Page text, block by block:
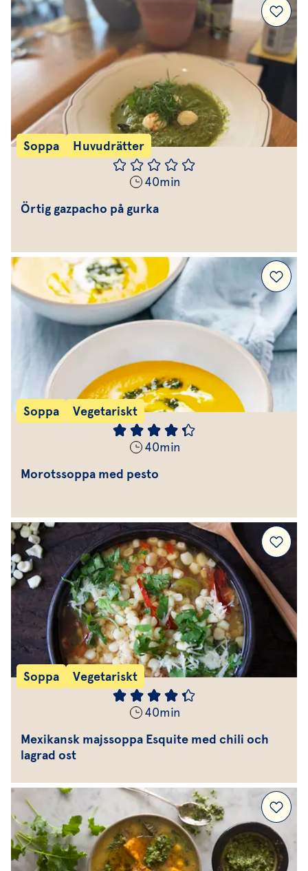
Soppa Huvudrätter
40min
Örtig gazpacho på gurka
Soppa Vegetariskt
40min
Morotssoppa med pesto
Soppa Vegetariskt
40min
Mexikansk majssoppa Esquite med chili och
lagrad ost